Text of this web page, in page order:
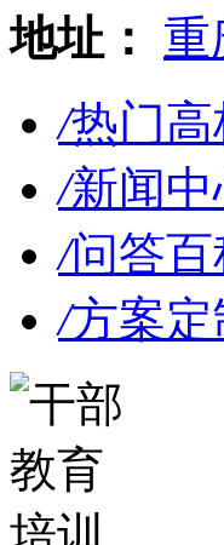
地址：
重
/热门高
/新闻中
/问答百
/方案定